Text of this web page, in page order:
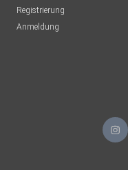
Registrierung
Anmeldung